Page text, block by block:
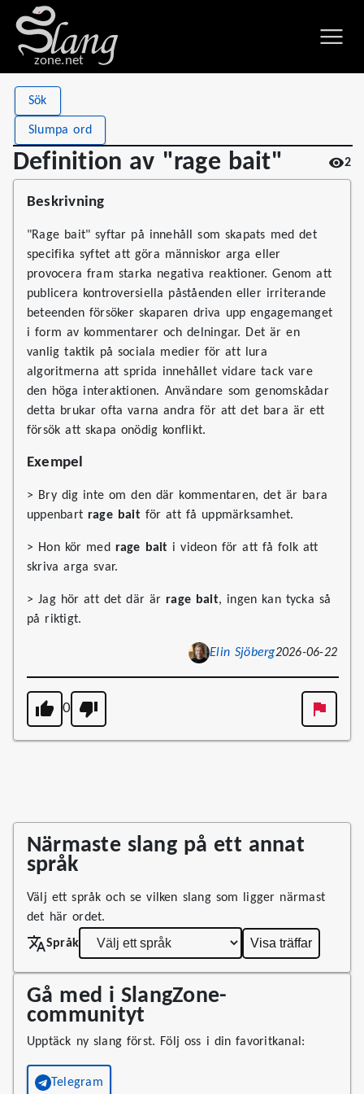
zone.net
Sök
Slumpa ord
Definition av "rage bait" 2
Definition av "rage bait"
Stat
Views
Definitions 1
Beskrivning
"Rage bait" syftar på innehåll som skapats med det
specifika syftet att göra människor arga eller
provocera fram starka negativa reaktioner. Genom att
publicera kontroversiella påståenden eller irriterande
beteenden försöker skaparen driva upp engagemanget
i form av kommentarer och delningar. Det är en
vanlig taktik på sociala medier för att lura
algoritmerna att sprida innehållet vidare tack vare
den höga interaktionen. Användare som genomskådar
detta brukar ofta varna andra för att det bara är ett
försök att skapa onödig konflikt.
Exempel
> Bry dig inte om den där kommentaren, det är bara
uppenbart rage baitför att få uppmärksamhet.
> Hon kör med rage bait i videon för att få folk att
skriva arga svar.
> Jag hör att det där ärrage bait, ingen kan tycka så
på riktigt.
Elin Sjöberg2026-06-22
0
Närmaste slang på ett annat
språk
Välj ett språk och se vilken slang som ligger närmast
det här ordet.
Språk
Visa träffar
Gå med i SlangZone-
communityt
Upptäck ny slang först. Följ oss i din favoritkanal:
Telegram